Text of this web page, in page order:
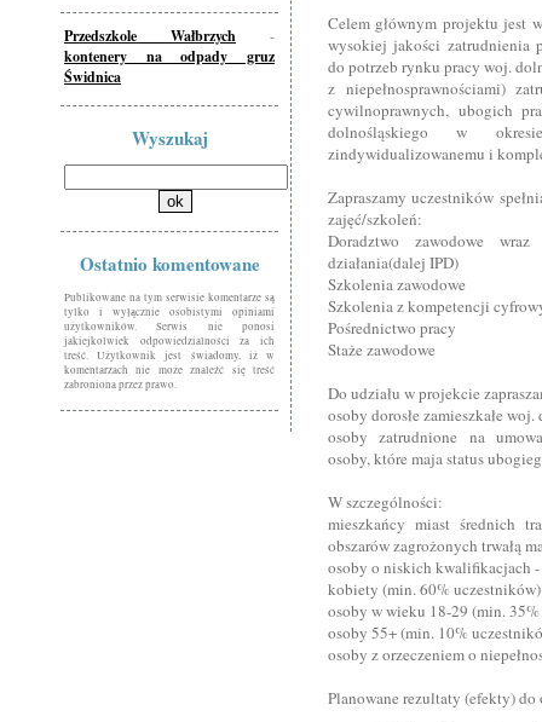
Przedszkole Wałbrzych -
kontenery na odpady gruz
Świdnica
Wyszukaj
Ostatnio komentowane
Publikowane na tym serwisie komentarze są
tylko i wyłącznie osobistymi opiniami
użytkowników. Serwis nie ponosi
jakiejkolwiek odpowiedzialności za ich
treść. Użytkownik jest świadomy, iż w
komentarzach nie może znaleźć się treść
zabroniona przez prawo.
Celem głównym projektu jest
wysokiej jakości zatrudnienia
do potrzeb rynku pracy woj.
z niepełnosprawnościami)
cywilnoprawnych, ubogich
dolnośląskiego w
zindywidualizowanemu i
Zapraszamy uczestników
zajęć/szkoleń:
Doradztwo zawodowe
działania(dalej IPD)
Szkolenia zawodowe
Szkolenia z kompetencji
Pośrednictwo pracy
Staże zawodowe
Do udziału w projekcie
osoby dorosłe zamieszkałe
osoby zatrudnione na
osoby, które maja status
W szczególności:
mieszkańcy miast średnich
obszarów zagrożonych trwałą
osoby o niskich kwalifikacjach
kobiety (min. 60% uczestników)
osoby w wieku 18-29 (min.
osoby 55+ (min. 10%
osoby z orzeczeniem o
Planowane rezultaty (efekty)